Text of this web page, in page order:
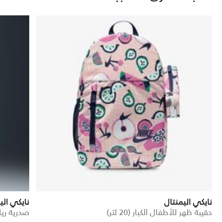
نايكي اليمنتال
حقيبة ظهر للأطفال الكبار (20 لتر)
نايكي
صدرية